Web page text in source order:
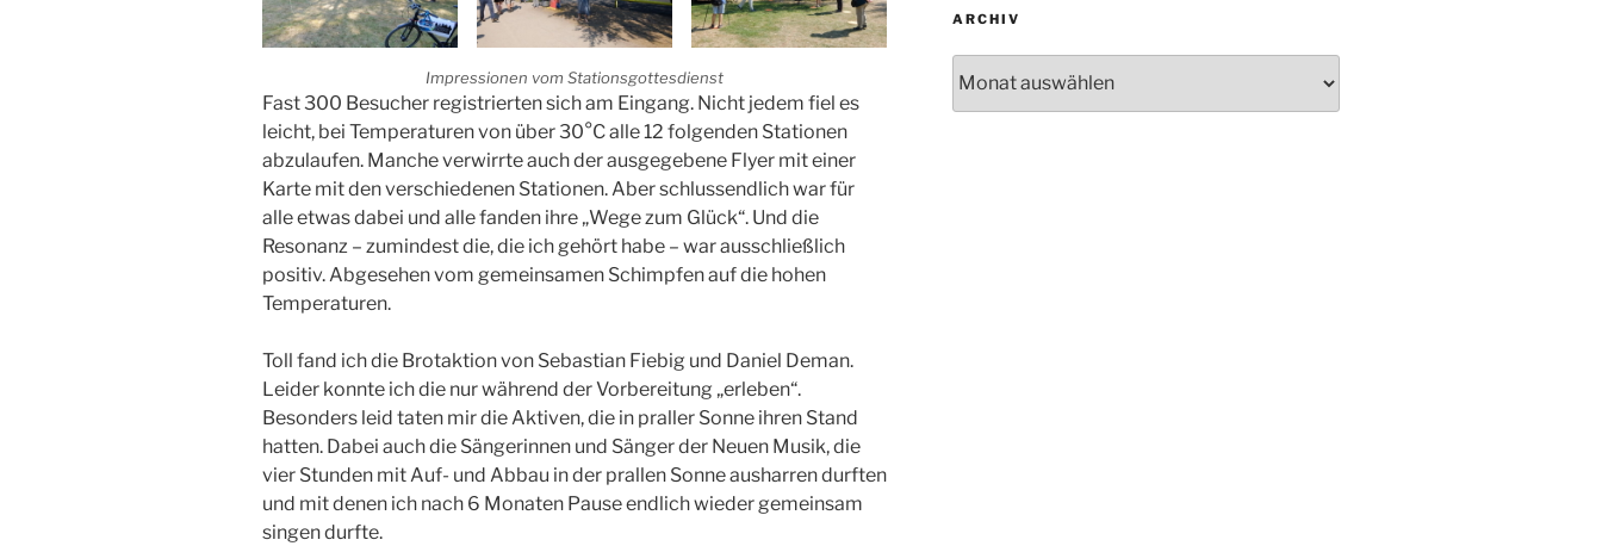
Impressionen vom Stationsgottesdienst
Fast 300 Besucher registrierten sich am Eingang. Nicht jedem fiel es
leicht, bei Temperaturen von über 30°C alle 12 folgenden Stationen
abzulaufen. Manche verwirrte auch der ausgegebene Flyer mit einer
Karte mit den verschiedenen Stationen. Aber schlussendlich war für
alle etwas dabei und alle fanden ihre „Wege zum Glück“. Und die
Resonanz – zumindest die, die ich gehört habe – war ausschließlich
positiv. Abgesehen vom gemeinsamen Schimpfen auf die hohen
Temperaturen.
Toll fand ich die Brotaktion von Sebastian Fiebig und Daniel Deman.
Leider konnte ich die nur während der Vorbereitung „erleben“.
Besonders leid taten mir die Aktiven, die in praller Sonne ihren Stand
hatten. Dabei auch die Sängerinnen und Sänger der Neuen Musik, die
vier Stunden mit Auf- und Abbau in der prallen Sonne ausharren durften
und mit denen ich nach 6 Monaten Pause endlich wieder gemeinsam
singen durfte.
ARCHIV